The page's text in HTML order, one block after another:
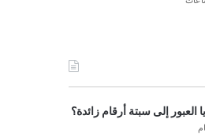
العبور إلى سبتة أرقام زائدة؟